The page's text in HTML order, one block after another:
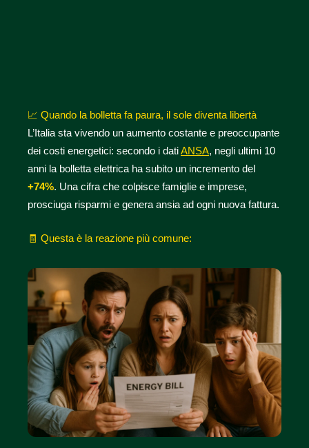
📈 Quando la bolletta fa paura, il sole diventa libertà
L’Italia sta vivendo un aumento costante e preoccupante
dei costi energetici: secondo i datiANSA, negli ultimi 10
anni la bolletta elettrica ha subito un incremento del
+74%. Una cifra che colpisce famiglie e imprese,
prosciuga risparmi e genera ansia ad ogni nuova fattura.
🧾 Questa è la reazione più comune: